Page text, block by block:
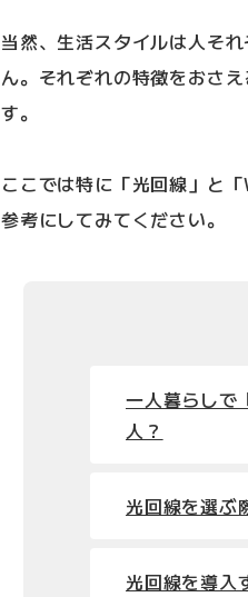
当然、生活スタイルは人そ
ん。それぞれの特徴をおさ
す。
ここでは特に「光回線」と
参考にしてみてください。
一人暮らしで
人？
光回線を選ぶ
光回線を導入